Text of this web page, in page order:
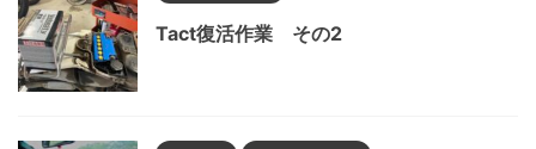
Tact復活作業 その2